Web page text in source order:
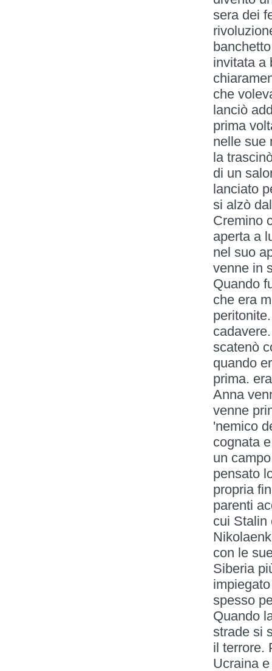
sera dei
invitata a
che
lanciò
prima
nelle sue
la
di un
lanciato
si alzò
Cremino
aperta a
nel suo
venne in
Quando
che era
scatenò
quando
prima.
Anna
venne
'nemico
cognata
un
pensato
propria
parenti
cui Stalin
con le
Siberia
spesso
Quando
strade si
il terrore.
Ucraina